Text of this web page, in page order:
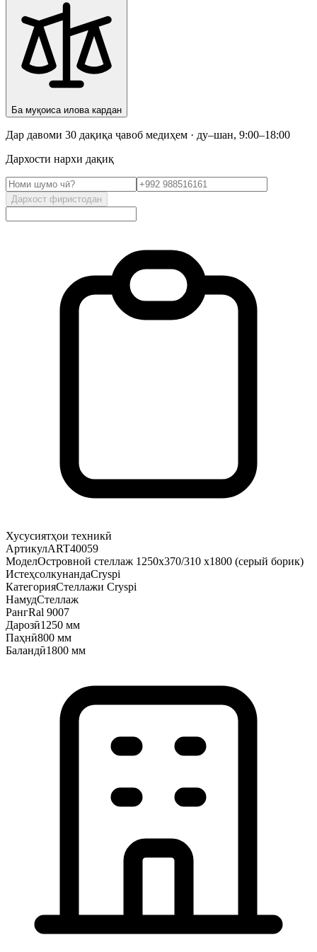
Ба муқоиса илова кардан
Дар давоми 30 дақиқа ҷавоб медиҳем · ду–шан, 9:00–18:00
Дархости нархи дақиқ
Дархост фиристодан
Хусусиятҳои техникӣ
АртикулART40059
МоделОстровной стеллаж 1250х370/310 х1800 (серый борик)
ИстеҳсолкунандаCryspi
КатегорияСтеллажи Cryspi
НамудСтеллаж
РангRal 9007
Дарозӣ1250 мм
Паҳнӣ800 мм
Баландӣ1800 мм